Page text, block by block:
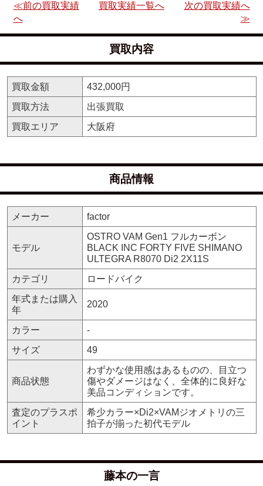
≪前の買取実績
へ
買取実績一覧へ
次の買取実績へ
≫
買取内容
買取金額
432,000円
買取方法
出張買取
買取エリア
大阪府
商品情報
メーカー factor
モデル
OSTRO VAM Gen1 フルカーボン
BLACK INC FORTY FIVE SHIMANO
ULTEGRA R8070 Di2 2X11S
カテゴリ
ロードバイク
年式または購入
年
2020
カラー
-
サイズ
49
商品状態
わずかな使用感はあるものの、目立つ
傷やダメージはなく、全体的に良好な
美品コンディションです。
査定のプラスポ
イント
希少カラー×Di2×VAMジオメトリの三
拍子が揃った初代モデル
藤本の一言